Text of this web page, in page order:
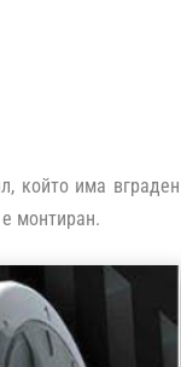
който има вграден
монтиран.